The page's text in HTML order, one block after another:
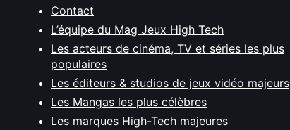
Contact
L’équipe du Mag Jeux High Tech
Les acteurs de cinéma, TV et séries les plus
populaires
Les éditeurs & studios de jeux vidéo majeurs
Les Mangas les plus célèbres
Les marques High-Tech majeures